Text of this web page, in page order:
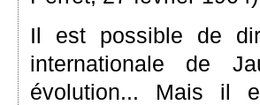
Il est possible de
internationale de
évolution... Mais il